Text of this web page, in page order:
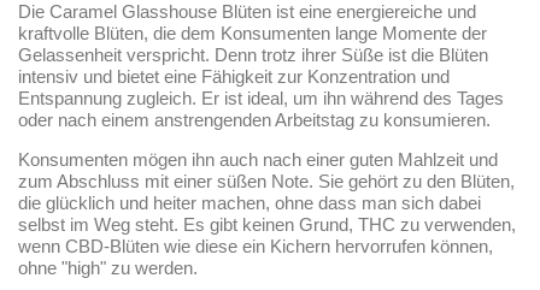
Die Caramel Glasshouse Blüten ist eine energiereiche und
kraftvolle Blüten, die dem Konsumenten lange Momente der
Gelassenheit verspricht. Denn trotz ihrer Süße ist die Blüten
intensiv und bietet eine Fähigkeit zur Konzentration und
Entspannung zugleich. Er ist ideal, um ihn während des Tages
oder nach einem anstrengenden Arbeitstag zu konsumieren.
Konsumenten mögen ihn auch nach einer guten Mahlzeit und
zum Abschluss mit einer süßen Note. Sie gehört zu den Blüten,
die glücklich und heiter machen, ohne dass man sich dabei
selbst im Weg steht. Es gibt keinen Grund, THC zu verwenden,
wenn CBD-Blüten wie diese ein Kichern hervorrufen können,
ohne "high" zu werden.